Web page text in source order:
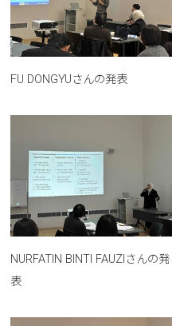
FU DONGYUさんの発表
NURFATIN BINTI FAUZIさんの発
表